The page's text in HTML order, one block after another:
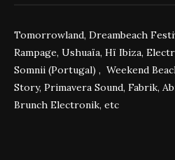
Tomorrowland, Dreambeach
Rampage, Ushuaïa, Hï Ibiza,
Somnii (Portugal) , Weekend
Story, Primavera Sound, Fabrik,
Brunch Electronik, etc